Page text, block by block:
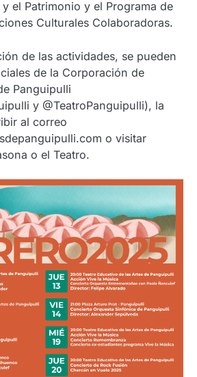
el Patrimonio y el Programa de
Culturales Colaboradoras.
de las actividades, se pueden
de la Corporación de
Panguipulli
y @TeatroPanguipulli), la
al correo
o visitar
o el Teatro.